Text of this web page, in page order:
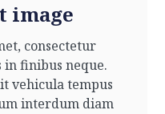
image
consectetur
in finibus neque.
vehicula tempus
interdum diam